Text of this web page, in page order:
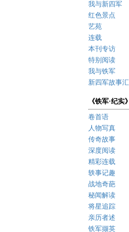
我与新四军
红色景点
艺苑
连载
本刊专访
特别阅读
我与铁军
新四军故事汇
《铁军·纪实》
卷首语
人物写真
传奇故事
深度阅读
精彩连载
轶事记趣
战地奇葩
秘闻解读
将星追踪
亲历者述
铁军撷英